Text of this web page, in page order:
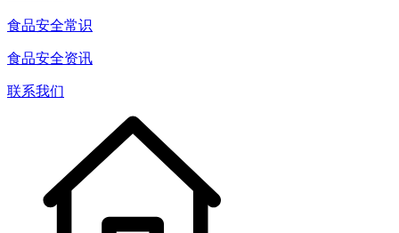
食品安全常识
食品安全资讯
联系我们